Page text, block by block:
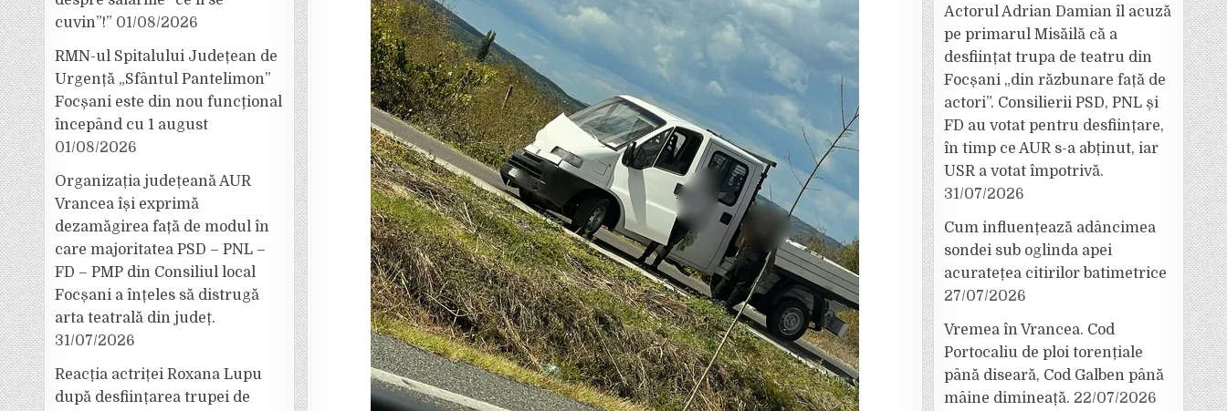
cuvin”!” 01/08/2026
RMN-ul Spitalului Județean de
Urgență „Sfântul Pantelimon”
Focșani este din nou funcțional
începând cu 1 august
01/08/2026
Organizația județeană AUR
Vrancea își exprimă
dezamăgirea față de modul în
care majoritatea PSD – PNL –
FD – PMP din Consiliul local
Focșani a înțeles să distrugă
arta teatrală din județ.
31/07/2026
Reacția actriței Roxana Lupu
după desființarea trupei de
Actorul Adrian Damian îl acuză
pe primarul Misăilă că a
desființat trupa de teatru din
Focșani „din răzbunare față de
actori”. Consilierii PSD, PNL și
FD au votat pentru desființare,
în timp ce AUR s-a abținut, iar
USR a votat împotrivă.
31/07/2026
Cum influențează adâncimea
sondei sub oglinda apei
acuratețea citirilor batimetrice
27/07/2026
Vremea în Vrancea. Cod
Portocaliu de ploi torențiale
până diseară, Cod Galben până
mâine dimineață. 22/07/2026